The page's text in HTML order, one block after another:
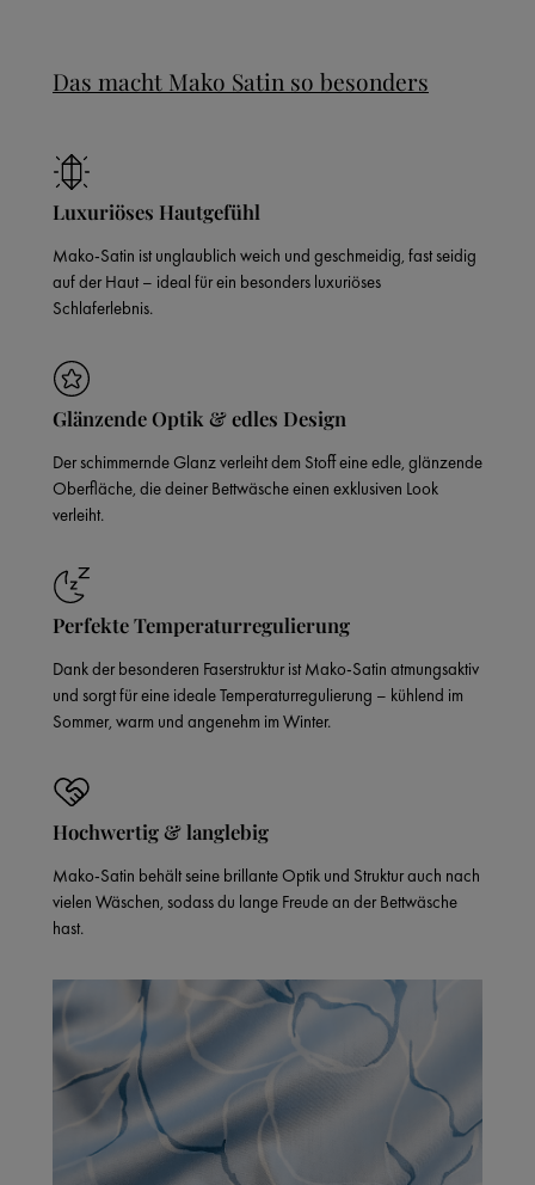
Das macht Mako Satin so besonders
Luxuriöses Hautgefühl
Mako-Satin ist unglaublich weich und geschmeidig, fast seidig
auf der Haut – ideal für ein besonders luxuriöses
Schlaferlebnis.
Glänzende Optik & edles Design
Der schimmernde Glanz verleiht dem Stoff eine edle, glänzende
Oberfläche, die deiner Bettwäsche einen exklusiven Look
verleiht.
Perfekte Temperaturregulierung
Dank der besonderen Faserstruktur ist Mako-Satin atmungsaktiv
und sorgt für eine ideale Temperaturregulierung – kühlend im
Sommer, warm und angenehm im Winter.
Hochwertig & langlebig
Mako-Satin behält seine brillante Optik und Struktur auch nach
vielen Wäschen, sodass du lange Freude an der Bettwäsche
hast.